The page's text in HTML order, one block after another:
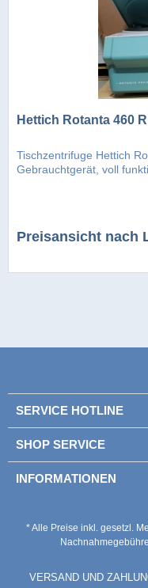
Hettich Rotanta 460
Tischzentrifuge Hettich
Gebrauchtgerät, voll
Preisansicht nach
SERVICE HOTLINE
SHOP SERVICE
INFORMATIONEN
* Alle Preise inkl. gesetzl.
VERSAND UND